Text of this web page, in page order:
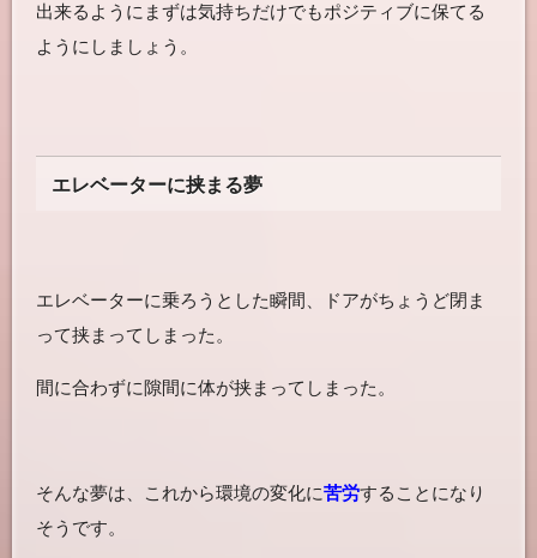
出来るようにまずは気持ちだけでもポジティブに保てる
ようにしましょう。
エレベーターに挟まる夢
エレベーターに乗ろうとした瞬間、ドアがちょうど閉ま
って挟まってしまった。
間に合わずに隙間に体が挟まってしまった。
そんな夢は、これから環境の変化に苦労することになり
そうです。